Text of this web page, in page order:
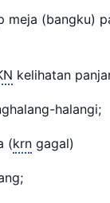
meja (bangku)
kelihatan
halangi;
(krn gagal)